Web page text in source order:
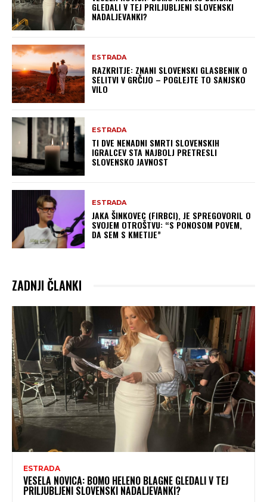
GLEDALI V TEJ PRILJUBLJENI SLOVENSKI
NADALJEVANKI?
ESTRADA
RAZKRITJE: ZNANI SLOVENSKI GLASBENIK O
SELITVI V GRČIJO – POGLEJTE TO SANJSKO
VILO
ESTRADA
TI DVE NENADNI SMRTI SLOVENSKIH
IGRALCEV STA NAJBOLJ PRETRESLI
SLOVENSKO JAVNOST
ESTRADA
JAKA ŠINKOVEC (FIRBCI), JE SPREGOVORIL O
SVOJEM OTROŠTVU: “S PONOSOM POVEM,
DA SEM S KMETIJE”
ZADNJI ČLANKI
ESTRADA
VESELA NOVICA: BOMO HELENO BLAGNE GLEDALI V TEJ
PRILJUBLJENI SLOVENSKI NADALJEVANKI?